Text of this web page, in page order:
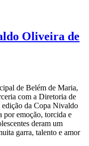
Oliveira de
de Belém de Maria,
com a Diretoria de
edição da Copa Nivaldo
por emoção, torcida e
deram um
garra, talento e amor